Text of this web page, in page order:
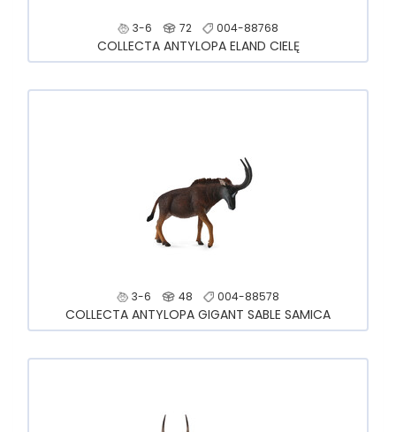
3-6 72 004-88768
COLLECTA ANTYLOPA ELAND CIELĘ
3-6 48 004-88578
COLLECTA ANTYLOPA GIGANT SABLE SAMICA